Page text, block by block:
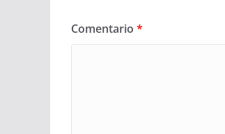
Comentario *